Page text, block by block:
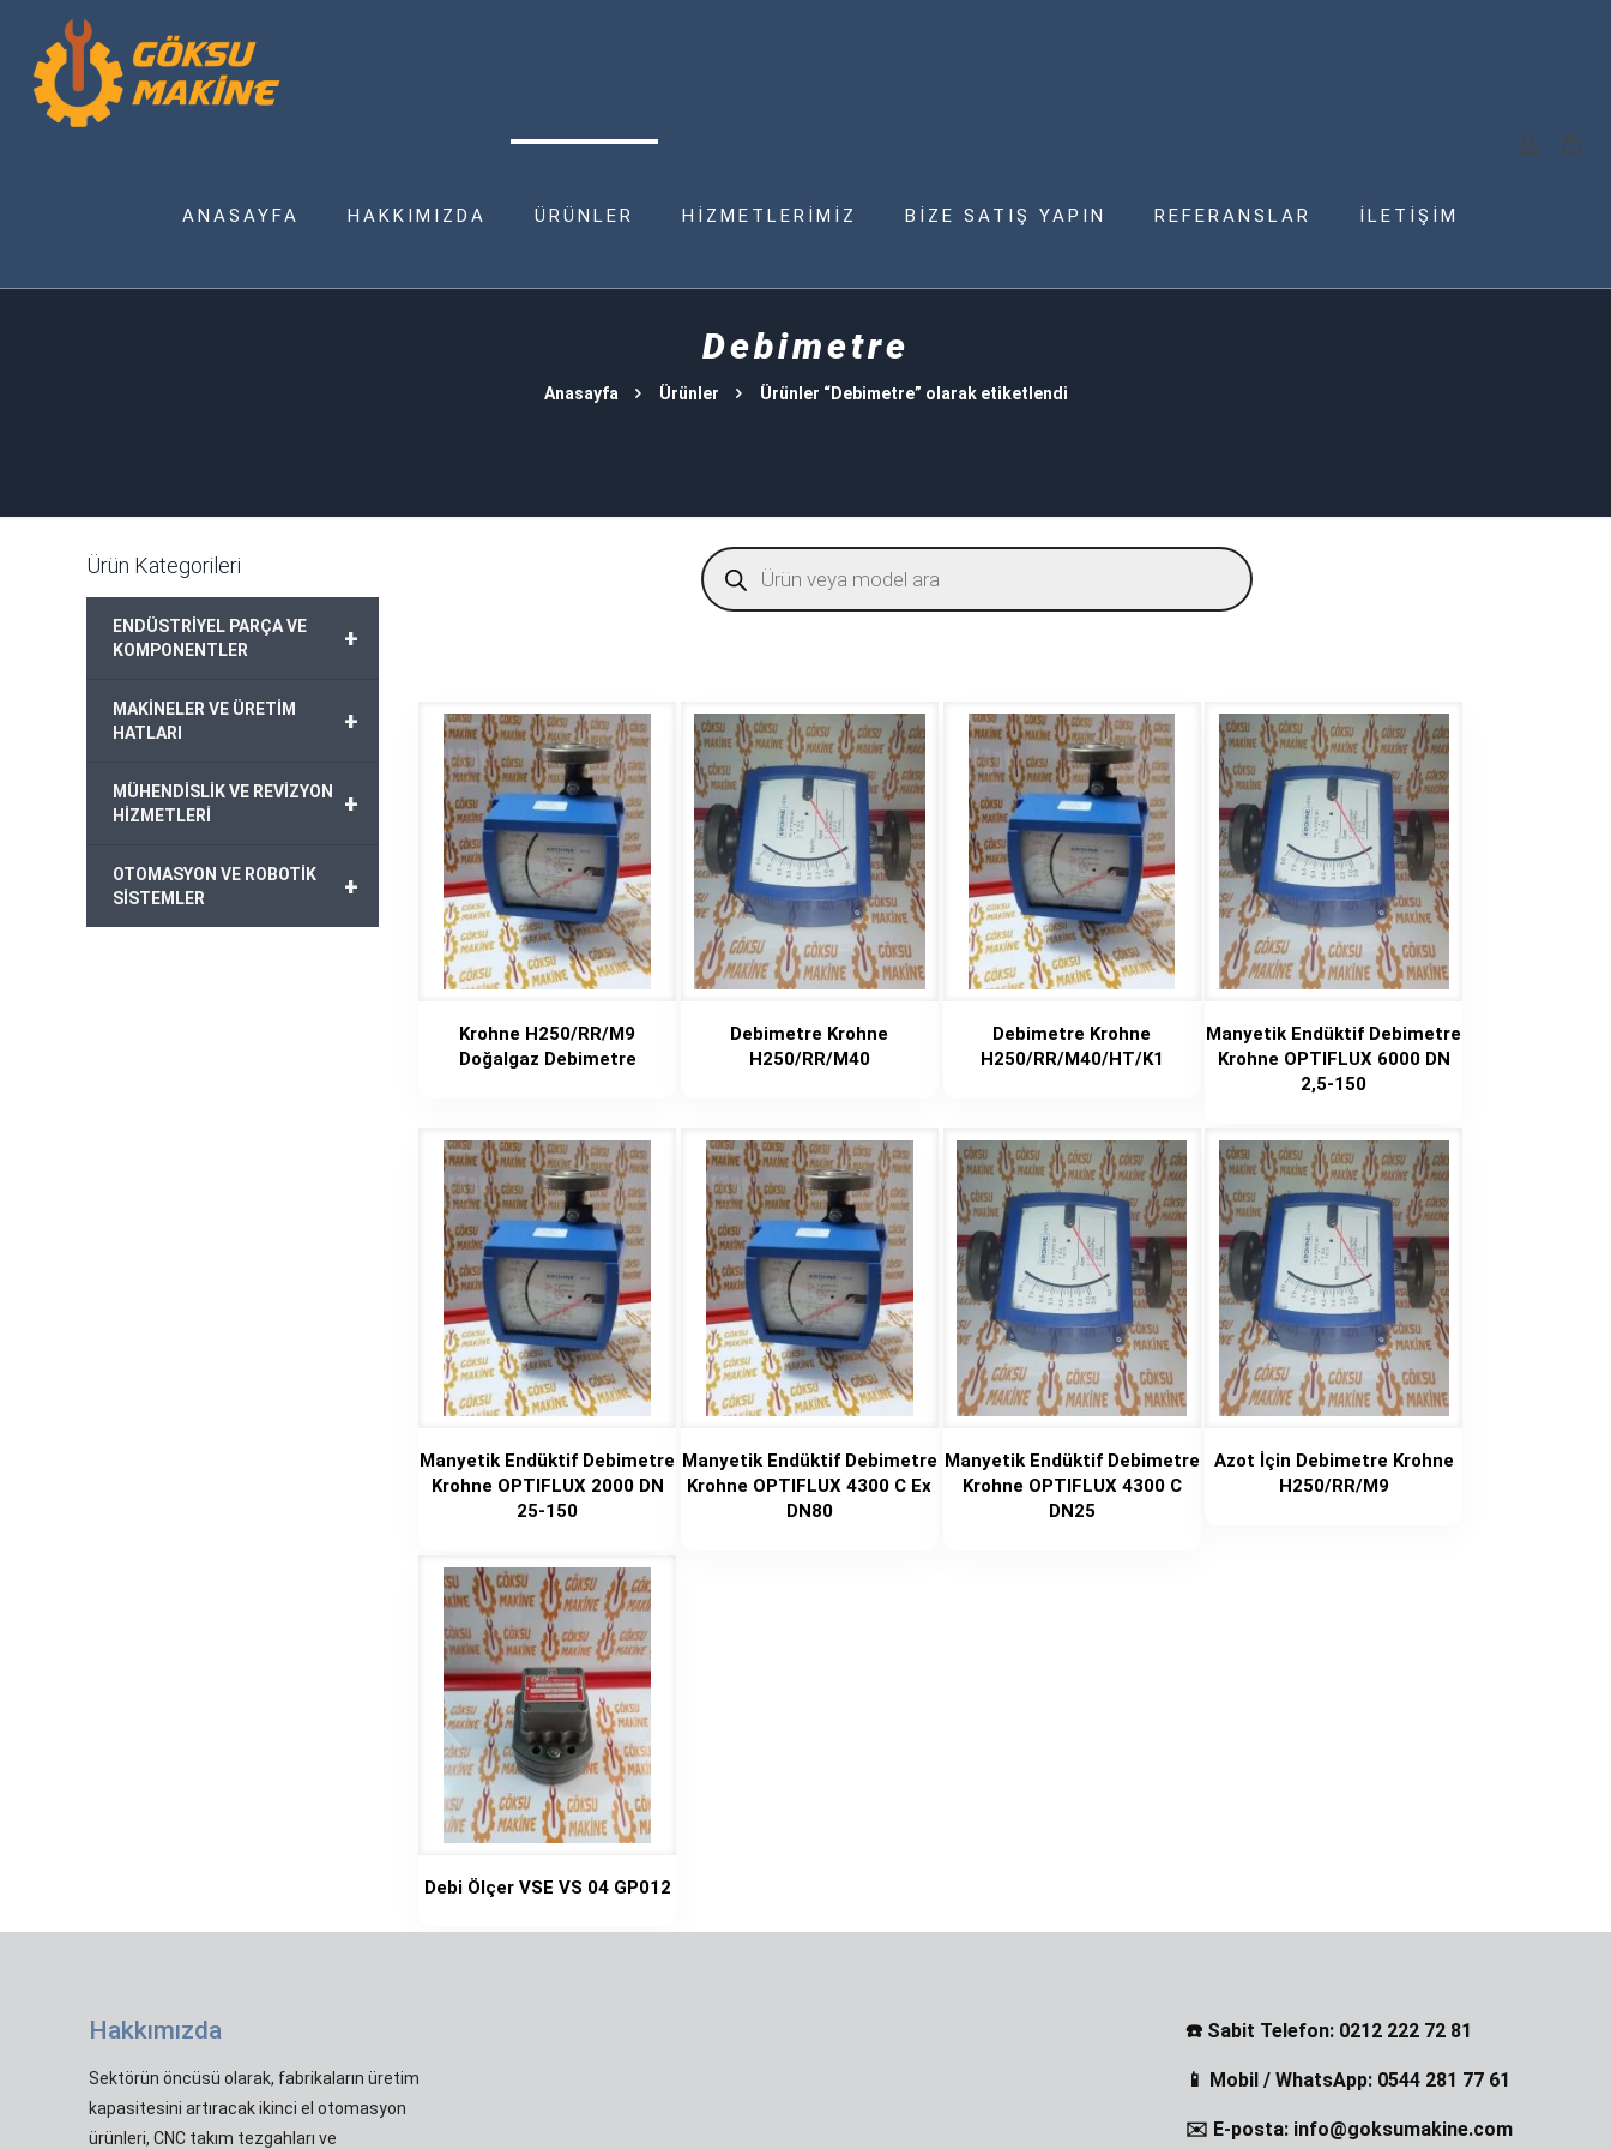
ANASAYFA HAKKIMIZDA ÜRÜNLER HİZMETLERİMİZ BİZE SATIŞ YAPIN REFERANSLAR İLETİŞİM
Debimetre
Anasayfa Ürünler Ürünler “Debimetre” olarak etiketlendi
Products
search
Krohne H250/RR/M9
Doğalgaz Debimetre
Debimetre Krohne
H250/RR/M40
Debimetre Krohne
H250/RR/M40/HT/K1
Manyetik Endüktif Debimetre
Krohne OPTIFLUX 6000 DN
2,5-150
Manyetik Endüktif Debimetre
Krohne OPTIFLUX 2000 DN
25-150
Manyetik Endüktif Debimetre
Krohne OPTIFLUX 4300 C Ex
DN80
Manyetik Endüktif Debimetre
Krohne OPTIFLUX 4300 C
DN25
Azot İçin Debimetre Krohne
H250/RR/M9
Debi Ölçer VSE VS 04 GP012
Ürün Kategorileri
+
ENDÜSTRİYEL PARÇA VE
KOMPONENTLER
+
MAKİNELER VE ÜRETİM
HATLARI
+
MÜHENDİSLİK VE REVİZYON
HİZMETLERİ
+
OTOMASYON VE ROBOTİK
SİSTEMLER
Hakkımızda
Sektörün öncüsü olarak, fabrikaların üretim
kapasitesini artıracak ikinci el otomasyon
ürünleri, CNC takım tezgahları ve
☎️ Sabit Telefon: 0212 222 72 81
📱 Mobil / WhatsApp: 0544 281 77 61
✉️ E-posta: info@goksumakine.com